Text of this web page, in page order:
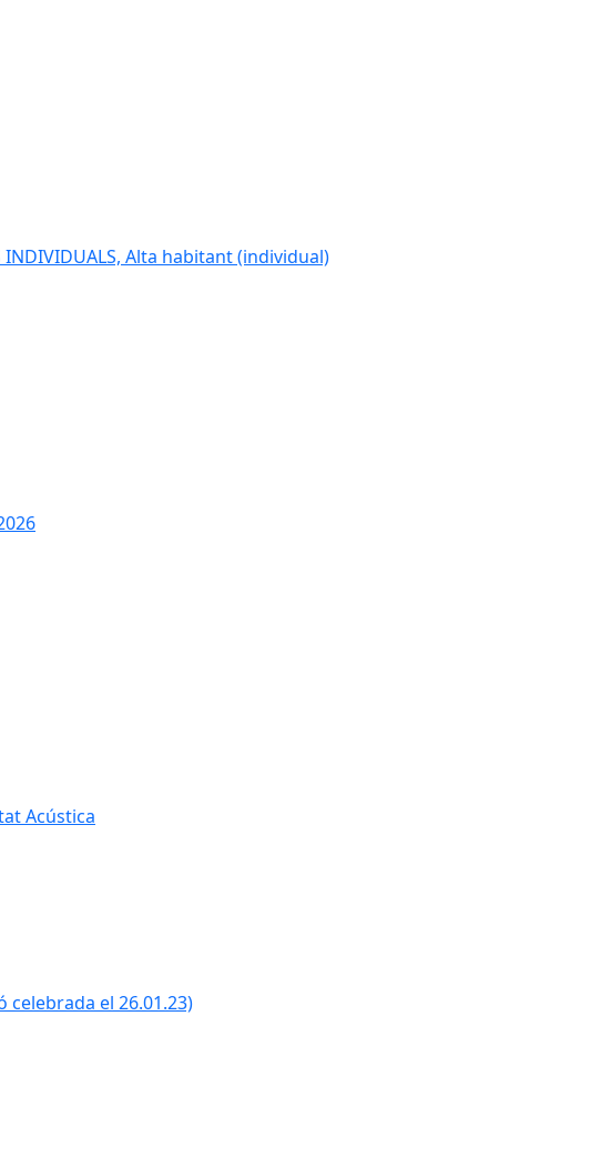
INDIVIDUALS, Alta habitant (individual)
Acústica
celebrada el 26.01.23)